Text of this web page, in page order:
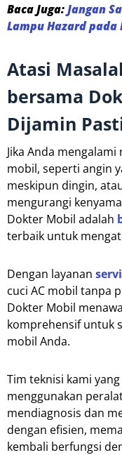
Baca Juga:Jangan
Lampu Hazard pada
Atasi
bersama
Dijamin
Jika Anda
mobil, seperti angin
meskipun dingin,
mengurangi
Dokter Mobil adalah
terbaik untuk
Dengan layanan
cuci AC mobil tanpa
Dokter Mobil
komprehensif untuk
mobil Anda.
Tim teknisi kami
menggunakan
mendiagnosis dan
dengan efisien,
kembali berfungsi